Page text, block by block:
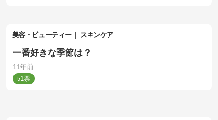
美容・ビューティー スキンケア
一番好きな季節は？
11年前
51